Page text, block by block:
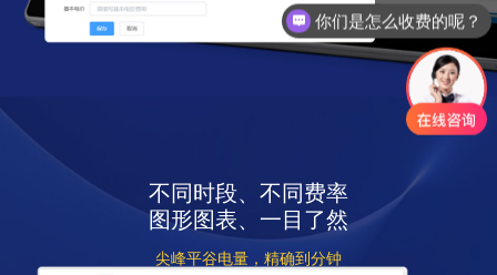
不同时段、不同费率
图形图表、一目了然
尖峰平谷电量，精确到分钟
你们是怎么收费的呢？